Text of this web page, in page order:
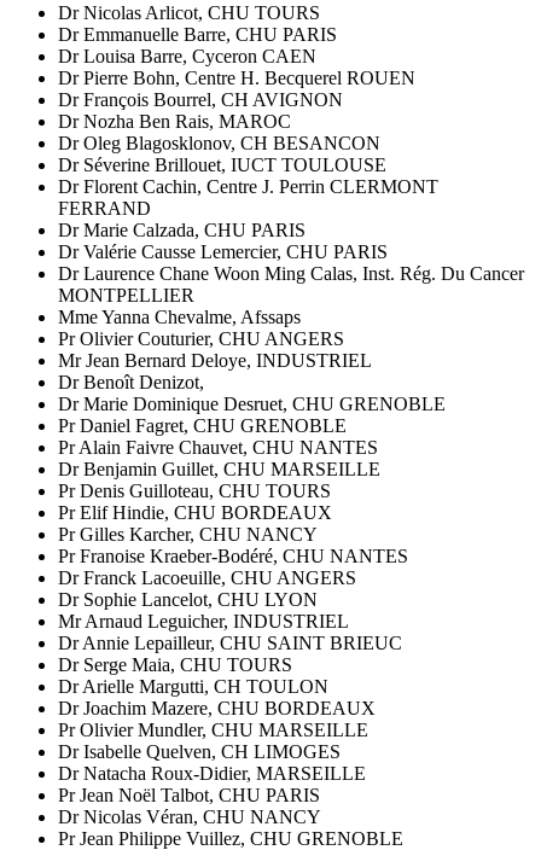
Dr Nicolas Arlicot, CHU TOURS
Dr Emmanuelle Barre, CHU PARIS
Dr Louisa Barre, Cyceron CAEN
Dr Pierre Bohn, Centre H. Becquerel ROUEN
Dr François Bourrel, CH AVIGNON
Dr Nozha Ben Rais, MAROC
Dr Oleg Blagosklonov, CH BESANCON
Dr Séverine Brillouet, IUCT TOULOUSE
Dr Florent Cachin, Centre J. Perrin CLERMONT
FERRAND
Dr Marie Calzada, CHU PARIS
Dr Valérie Causse Lemercier, CHU PARIS
Dr Laurence Chane Woon Ming Calas, Inst. Rég. Du Cancer
MONTPELLIER
Mme Yanna Chevalme, Afssaps
Pr Olivier Couturier, CHU ANGERS
Mr Jean Bernard Deloye, INDUSTRIEL
Dr Benoît Denizot,
Dr Marie Dominique Desruet, CHU GRENOBLE
Pr Daniel Fagret, CHU GRENOBLE
Pr Alain Faivre Chauvet, CHU NANTES
Dr Benjamin Guillet, CHU MARSEILLE
Pr Denis Guilloteau, CHU TOURS
Pr Elif Hindie, CHU BORDEAUX
Pr Gilles Karcher, CHU NANCY
Pr Franoise Kraeber-Bodéré, CHU NANTES
Dr Franck Lacoeuille, CHU ANGERS
Dr Sophie Lancelot, CHU LYON
Mr Arnaud Leguicher, INDUSTRIEL
Dr Annie Lepailleur, CHU SAINT BRIEUC
Dr Serge Maia, CHU TOURS
Dr Arielle Margutti, CH TOULON
Dr Joachim Mazere, CHU BORDEAUX
Pr Olivier Mundler, CHU MARSEILLE
Dr Isabelle Quelven, CH LIMOGES
Dr Natacha Roux-Didier, MARSEILLE
Pr Jean Noël Talbot, CHU PARIS
Dr Nicolas Véran, CHU NANCY
Pr Jean Philippe Vuillez, CHU GRENOBLE